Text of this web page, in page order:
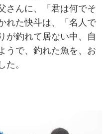
さんに、「君は何でそ
れた快斗は、「名人で
が釣れて居ない中、自
うで、釣れた魚を、お
た。